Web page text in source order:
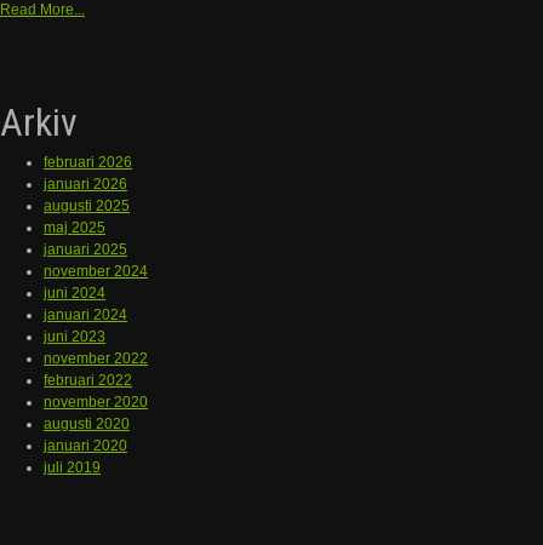
Read More...
Arkiv
februari 2026
januari 2026
augusti 2025
maj 2025
januari 2025
november 2024
juni 2024
januari 2024
juni 2023
november 2022
februari 2022
november 2020
augusti 2020
januari 2020
juli 2019